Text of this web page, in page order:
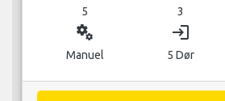
5 3
miscellaneous_services
Manuel
login
5 Dør